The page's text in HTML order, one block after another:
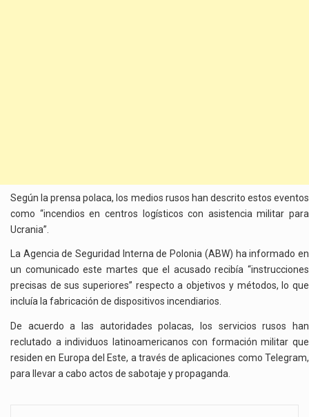
Según la prensa polaca, los medios rusos han descrito estos eventos
como “incendios en centros logísticos con asistencia militar para
Ucrania”.
La Agencia de Seguridad Interna de Polonia (ABW) ha informado en
un comunicado este martes que el acusado recibía “instrucciones
precisas de sus superiores” respecto a objetivos y métodos, lo que
incluía la fabricación de dispositivos incendiarios.
De acuerdo a las autoridades polacas, los servicios rusos han
reclutado a individuos latinoamericanos con formación militar que
residen en Europa del Este, a través de aplicaciones como Telegram,
para llevar a cabo actos de sabotaje y propaganda.